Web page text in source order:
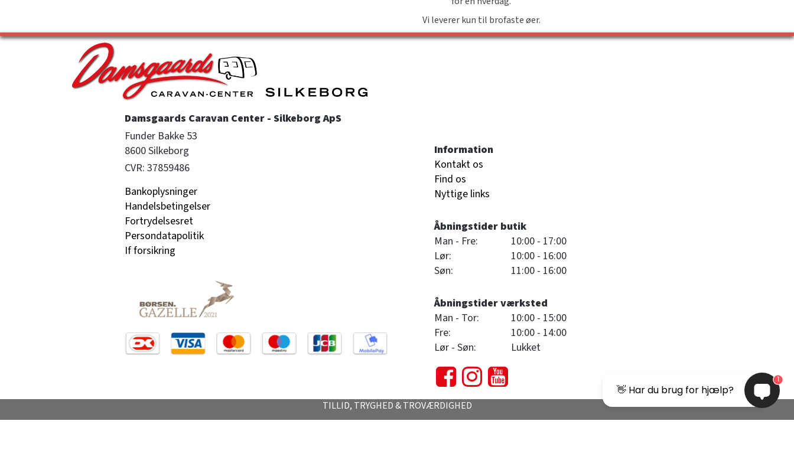
Vi leverer kun til brofaste øer.
Damsgaards Caravan Center - Silkeborg ApS
Funder Bakke 53
8600 Silkeborg
CVR: 37859486
Bankoplysninger
Handelsbetingelser
Fortrydelsesret
Persondatapolitik
If forsikring
Information
Kontakt os
Find os
Nyttige links
Åbningstider butik
Man - Fre:
10:00 - 17:00
Lør:
10:00 - 16:00
Søn:
11:00 - 16:00
Åbningstider værksted
Man - Tor:
10:00 - 15:00
Fre:
10:00 - 14:00
Lør - Søn:
Lukket
TILLID, TRYGHED & TROVÆRDIGHED
👋 Har du brug for hjælp?
1